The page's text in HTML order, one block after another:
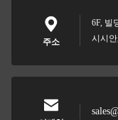
주소
6F, 빌
시시안